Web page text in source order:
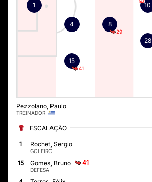
1
15
41
4 8
29
28
10
Pezzolano, Paulo
TREINADOR
ESCALAÇÃO
1 Rochet, Sergio
GOLEIRO
15 Gomes, Bruno 41
DEFESA